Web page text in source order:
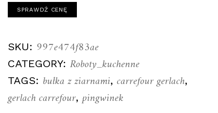
SPRAWDŹ CENĘ
SKU: 997e474f83ae
CATEGORY: Roboty_kuchenne
TAGS: bułka z ziarnami, carrefour gerlach,
gerlach carrefour, pingwinek